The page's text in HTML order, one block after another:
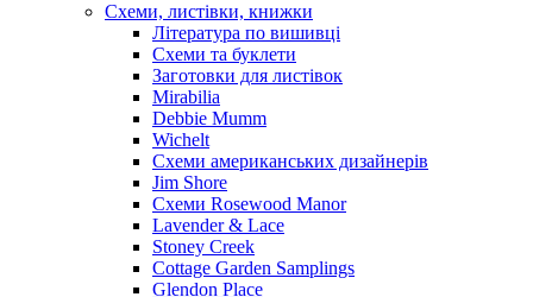
Схеми, листівки, книжки
Література по вишивці
Схеми та буклети
Заготовки для листівок
Mirabilia
Debbie Mumm
Wichelt
Схеми американських дизайнерів
Jim Shore
Cхеми Rosewood Manor
Lavender & Lace
Stoney Creek
Cottage Garden Samplings
Glendon Place